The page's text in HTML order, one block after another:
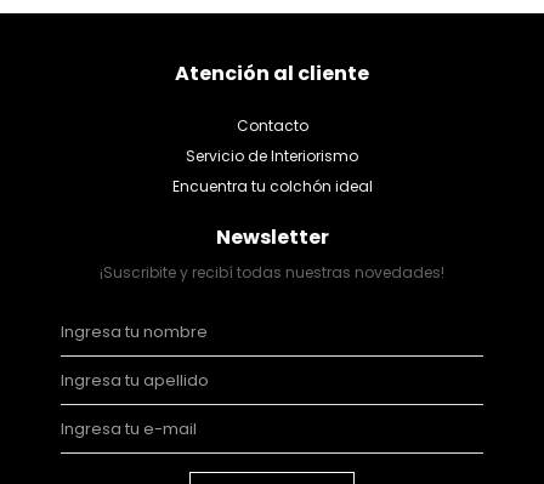
Atención al cliente
Contacto
Servicio de Interiorismo
Encuentra tu colchón ideal
Newsletter
¡Suscribite y recibí todas nuestras novedades!